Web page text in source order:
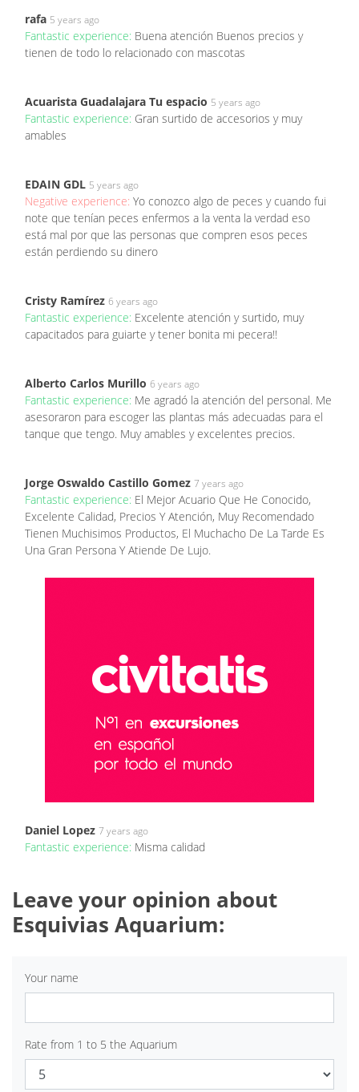
rafa 5 years ago
Fantastic experience: Buena atención Buenos precios y
tienen de todo lo relacionado con mascotas
Acuarista Guadalajara Tu espacio 5 years ago
Fantastic experience: Gran surtido de accesorios y muy
amables
EDAIN GDL 5 years ago
Negative experience: Yo conozco algo de peces y cuando fui
note que tenían peces enfermos a la venta la verdad eso
está mal por que las personas que compren esos peces
están perdiendo su dinero
Cristy Ramírez 6 years ago
Fantastic experience: Excelente atención y surtido, muy
capacitados para guiarte y tener bonita mi pecera!!
Alberto Carlos Murillo 6 years ago
Fantastic experience: Me agradó la atención del personal. Me
asesoraron para escoger las plantas más adecuadas para el
tanque que tengo. Muy amables y excelentes precios.
Jorge Oswaldo Castillo Gomez 7 years ago
Fantastic experience: El Mejor Acuario Que He Conocido,
Excelente Calidad, Precios Y Atención, Muy Recomendado
Tienen Muchisimos Productos, El Muchacho De La Tarde Es
Una Gran Persona Y Atiende De Lujo.
Daniel Lopez 7 years ago
Fantastic experience: Misma calidad
Leave your opinion about
Esquivias Aquarium:
Your name
Rate from 1 to 5 the Aquarium